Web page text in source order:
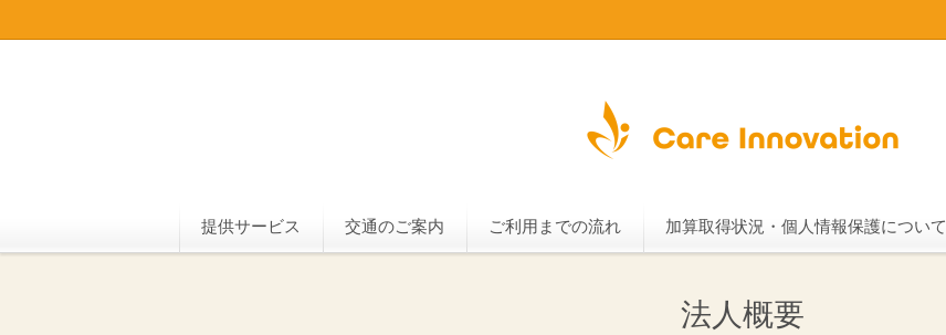
提供サービス 交通のご案内 ご利用までの流れ 加算取得状況・個人情報保護について
法人概要